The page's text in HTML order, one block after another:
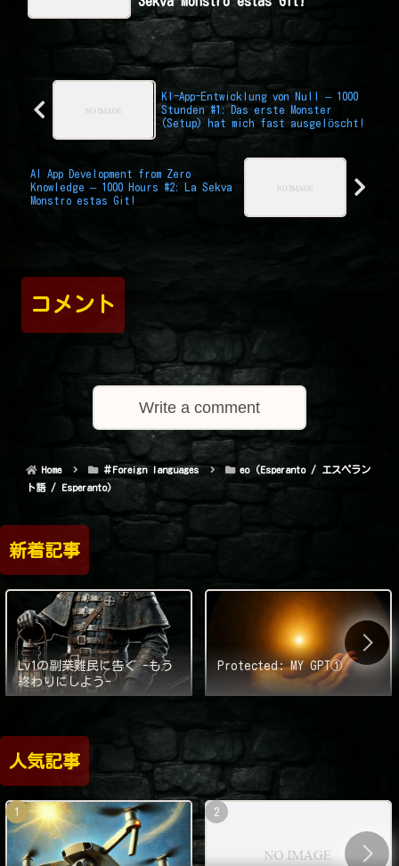
KI-App-Entwicklung von Null – 1000
Stunden #1: Das erste Monster
(Setup) hat mich fast ausgelöscht!
AI App Development from Zero
Knowledge – 1000 Hours #2: La Sekva
Monstro estas Git!
コメント
Write a comment
Home ＃Foreign languages
eo (Esperanto / エスペラン
ト語 / Esperanto)
新着記事
Lv1の副業難民に告ぐ -もう
終わりにしよう-
Protected: MY GPT①
人気記事